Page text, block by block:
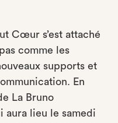
Cœur s’est attaché
comme les
supports et
En
La Bruno
lieu le samedi